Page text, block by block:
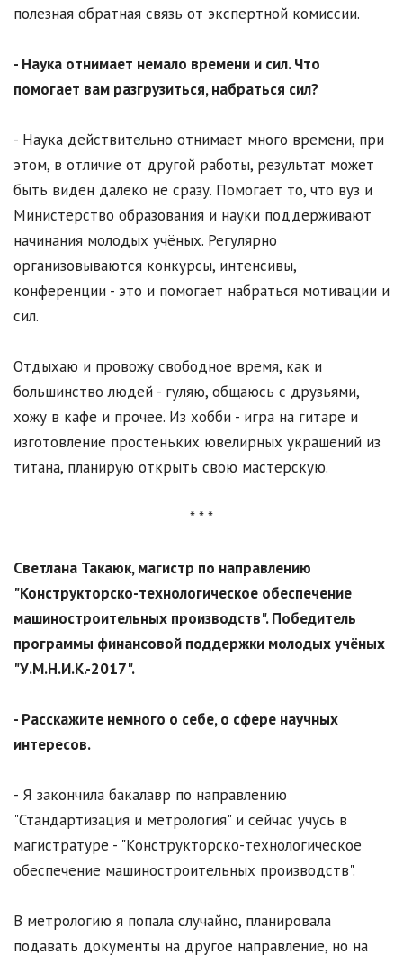
полезная обратная связь от экспертной комиссии.
- Наука отнимает немало времени и сил. Что
помогает вам разгрузиться, набраться сил?
- Наука действительно отнимает много времени, при
этом, в отличие от другой работы, результат может
быть виден далеко не сразу. Помогает то, что вуз и
Министерство образования и науки поддерживают
начинания молодых учёных. Регулярно
организовываются конкурсы, интенсивы,
конференции - это и помогает набраться мотивации и
сил.
Отдыхаю и провожу свободное время, как и
большинство людей - гуляю, общаюсь с друзьями,
хожу в кафе и прочее. Из хобби - игра на гитаре и
изготовление простеньких ювелирных украшений из
титана, планирую открыть свою мастерскую.
* * *
Светлана Такаюк, магистр по направлению
"Конструкторско-технологическое обеспечение
машиностроительных производств". Победитель
программы финансовой поддержки молодых учёных
"У.М.Н.И.К.-2017".
- Расскажите немного о себе, о сфере научных
интересов.
- Я закончила бакалавр по направлению
"Стандартизация и метрология" и сейчас учусь в
магистратуре - "Конструкторско-технологическое
обеспечение машиностроительных производств".
В метрологию я попала случайно, планировала
подавать документы на другое направление, но на